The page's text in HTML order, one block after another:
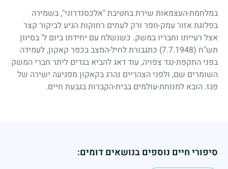
במלחמת-העצמאות שירת בחטיבת "אלכסנדרוני", בשמירה
בפלוגת אזור עמק-חפר ורק לעתים רחוקות הגיע לביקור קצר
אצל רעייתו וחבריו במשק. כשנשלח עם יחידתו ביום ל' בסיוון
תש"ח (7.7.1948)
כתגבורת לחיל-המצב בכפר קאקון, לעמידה
בפני התקפת-נגד צפויה, עוד דאג להביא בגדים ליתר חברי המשק
השומרים שם, ולפני הצהריים נהרג בקאקון מפגיעה ישירה של
פגז. הובא למנוחת-עולמים בבית-הקברות בגבעת חיים.
סיפורי חיים נוספים בנושאים דומים: